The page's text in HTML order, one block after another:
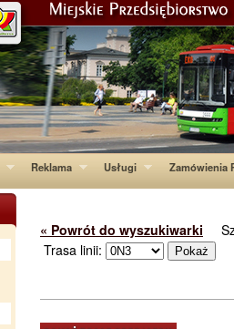
Reklama Usługi Zamówienia
« Powrót do wyszukiwarki
Trasa linii: